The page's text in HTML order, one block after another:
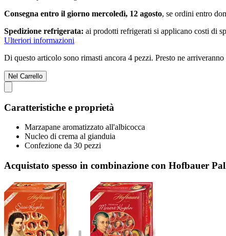
Consegna entro il giorno mercoledì, 12 agosto, se ordini entro
Spedizione refrigerata: ai prodotti refrigerati si applicano costi di
Ulteriori informazioni
Di questo articolo sono rimasti ancora 4 pezzi. Presto ne
Nel Carrello
Caratteristiche e proprietà
Marzapane aromatizzato all'albicocca
Nucleo di crema al gianduia
Confezione da 30 pezzi
Acquistato spesso in combinazione con Hofbauer